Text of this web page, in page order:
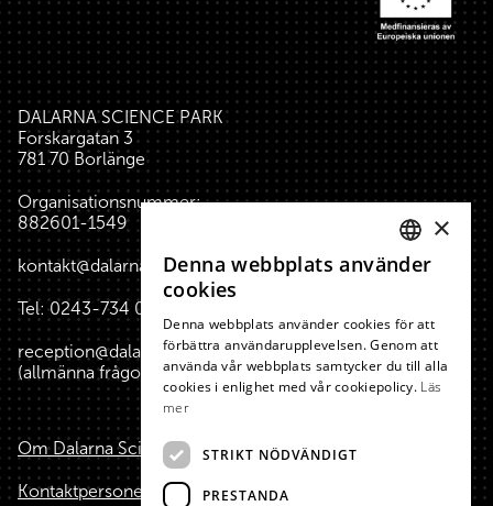
DALARNA SCIENCE PARK
Forskargatan 3
781 70 Borlänge
Organisationsnummer:
882601-1549
kontakt@dalarnasciencepark.se
Tel:0243-734 00
reception@dalarnasciencepark.se
(allmänna frågor, konferens m.m.)
Om Dalarna Science Park
Kontaktpersoner
SWEDISH
×
Denna webbplats använder
cookies
Denna webbplats använder cookies för att
förbättra användarupplevelsen. Genom att
använda vår webbplats samtycker du till alla
cookies i enlighet med vår cookiepolicy. Läs
mer
STRIKT NÖDVÄNDIGT
PRESTANDA